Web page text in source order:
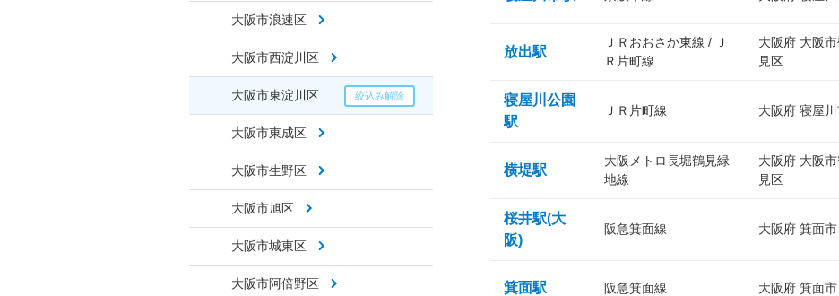
大阪市浪速区
大阪市西淀川区
大阪市東淀川区
大阪市東成区
大阪市生野区
大阪市旭区
大阪市城東区
大阪市阿倍野区
放出駅
ＪＲおおさか東線 / Ｊ
Ｒ片町線
大阪府 大阪
見区
寝屋川公園
駅
ＪＲ片町線 大阪府 寝屋
横堤駅
大阪メトロ長堀鶴見緑
地線
大阪府 大阪
見区
桜井駅(大
阪)
阪急箕面線 大阪府 箕面市
箕面駅 阪急箕面線 大阪府 箕面市